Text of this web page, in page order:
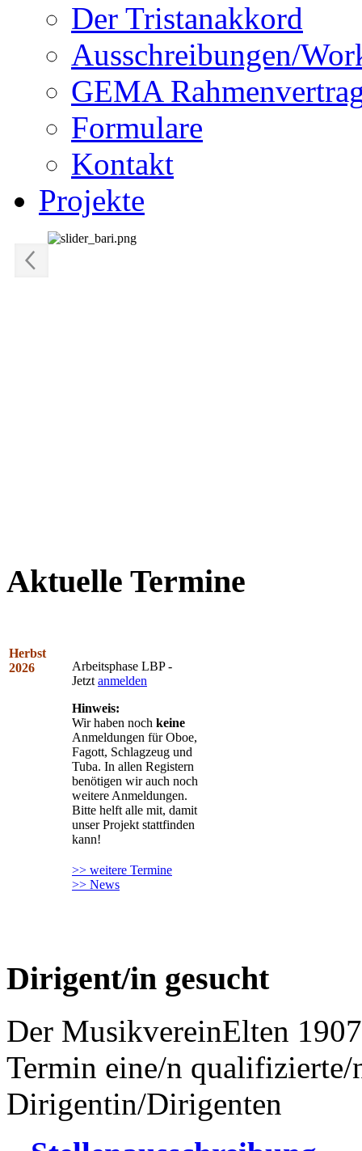
Der Tristanakkord
Ausschreibungen/
GEMA
Formulare
Kontakt
Projekte
Aktuelle Termine
Herbst
2026
Arbeitsphase LBP -
Jetztanmelden
Hinweis:
Wir haben noch keine
Anmeldungen für Oboe,
Fagott, Schlagzeug und
Tuba. In allen Registern
benötigen wir auch noch
weitere Anmeldungen.
Bitte helft alle mit, damit
unser Projekt stattfinden
kann!
>> weitere Termine
>> News
Dirigent/in gesucht
Der MusikvereinElten
Termin eine/n
Dirigentin/Dirigenten